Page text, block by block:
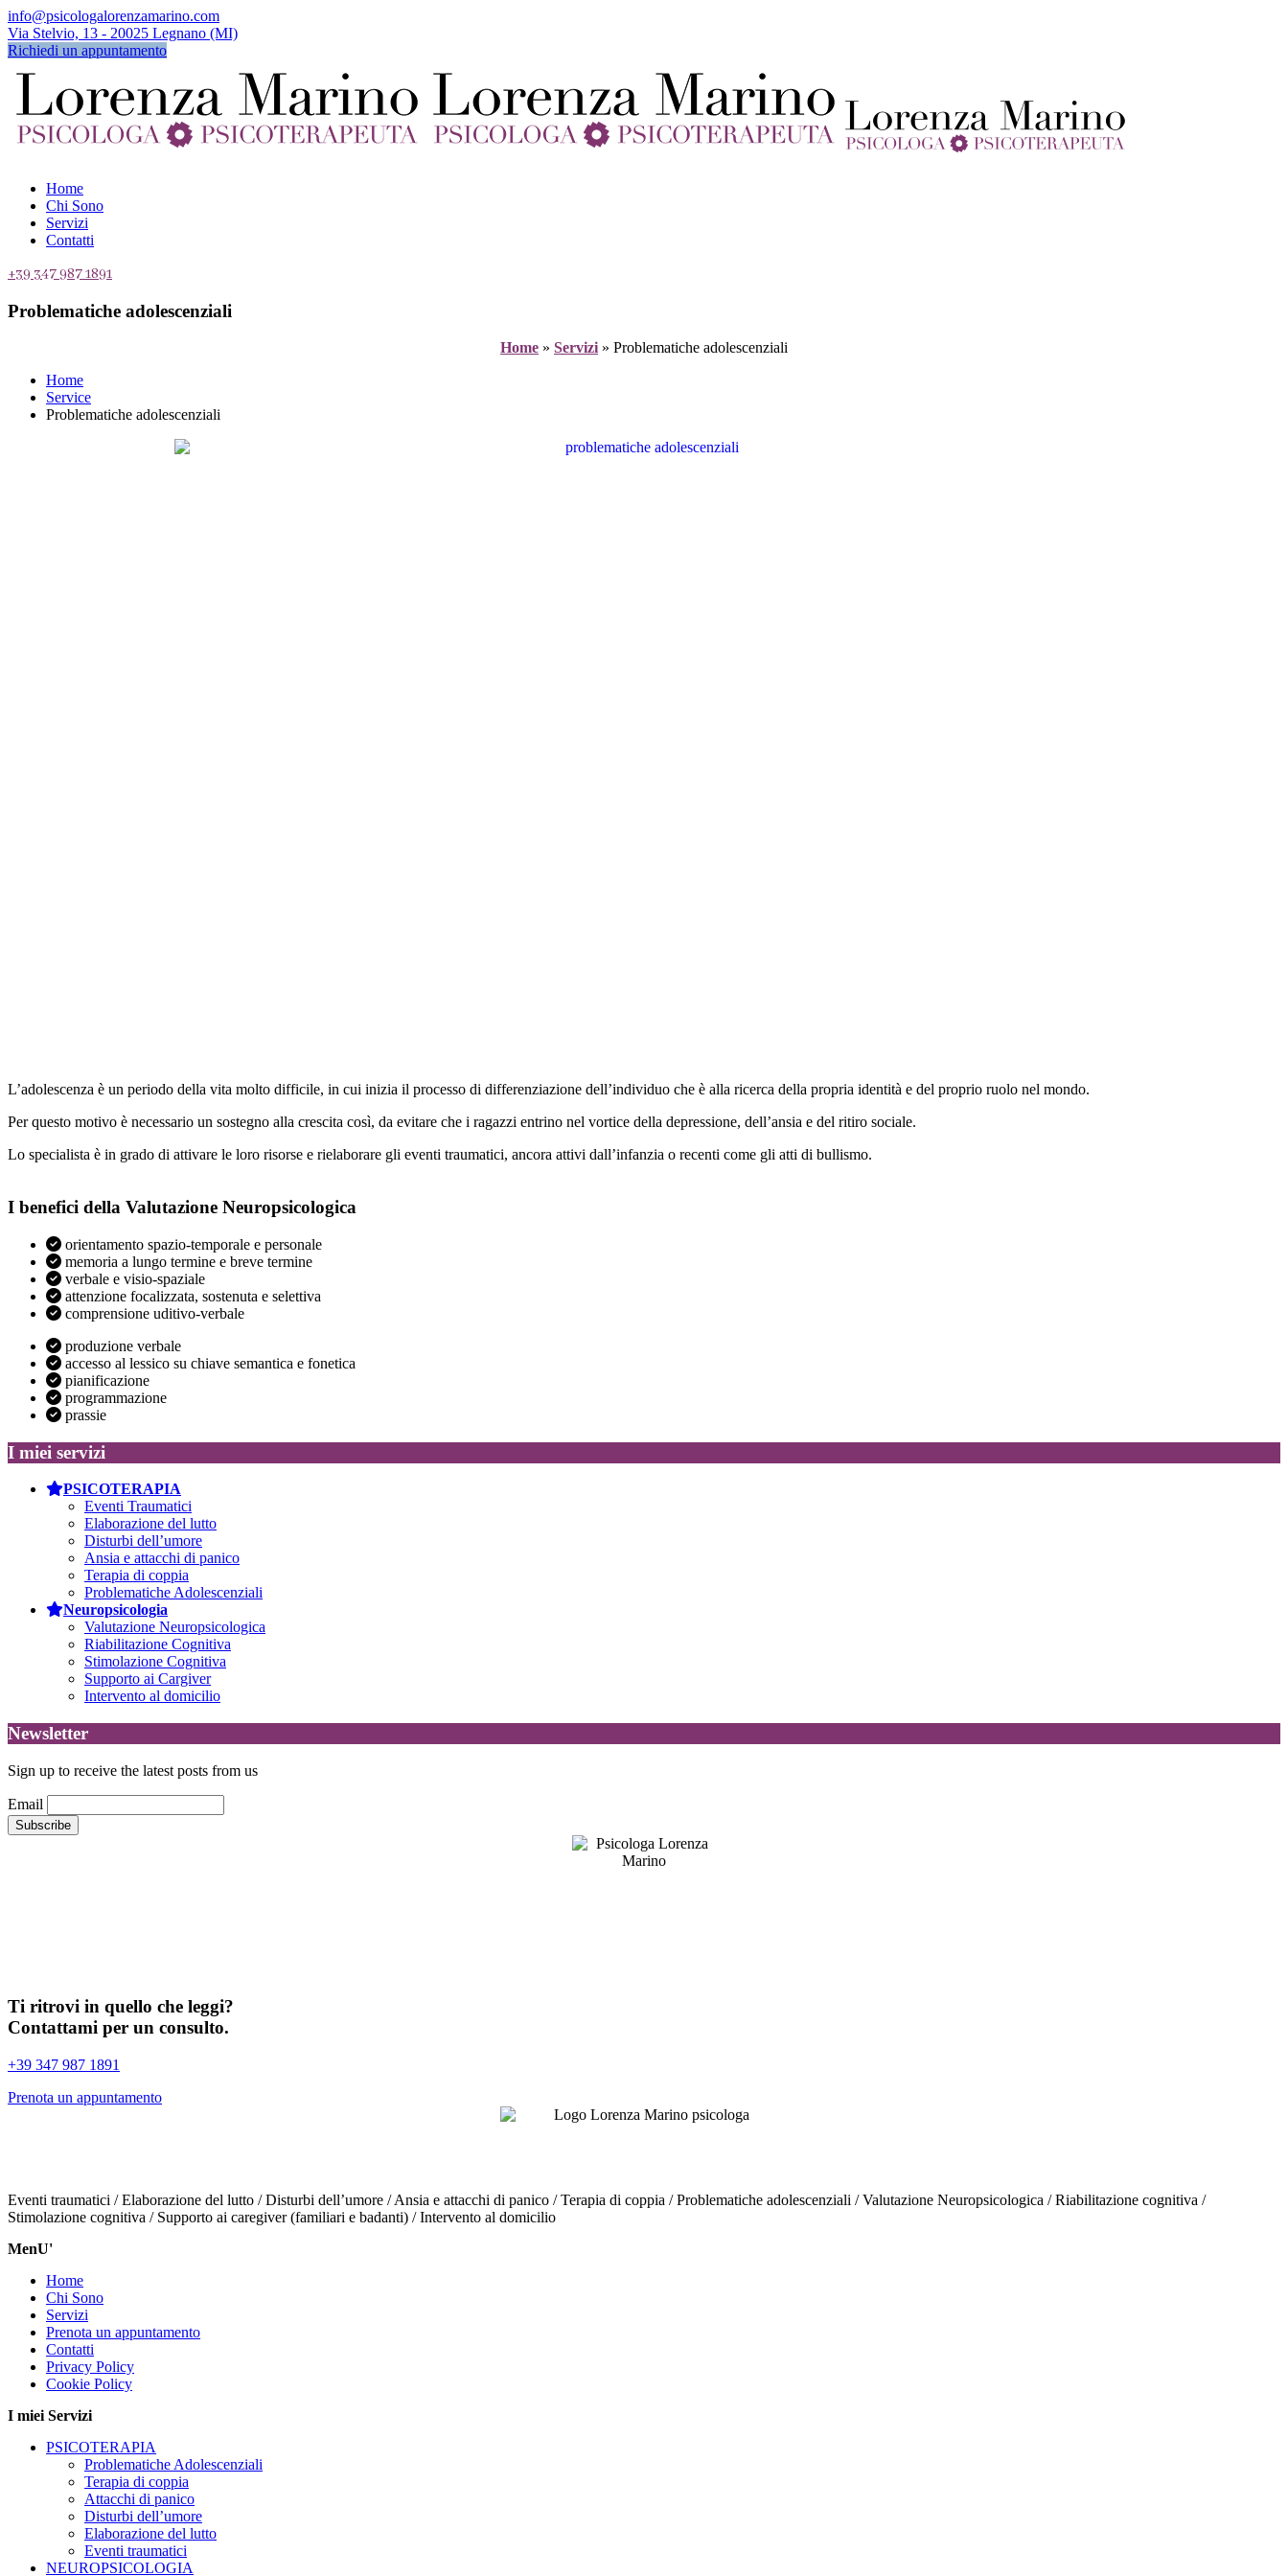
info@psicologalorenzamarino.com
Via Stelvio, 13 - 20025 Legnano (MI)
Richiedi un appuntamento
Home
Chi Sono
Servizi
Contatti
+39 347 987 1891
Problematiche adolescenziali
Home » Servizi» Problematiche adolescenziali​
Home
Service
Problematiche adolescenziali
L’adolescenza è un periodo della vita molto difficile, in cui inizia il processo di differenziazione dell’individuo che è alla ricerca della propria identità e del proprio ruolo nel mondo.
Per questo motivo è necessario un sostegno alla crescita così, da evitare che i ragazzi entrino nel vortice della depressione, dell’ansia e del ritiro sociale.
Lo specialista è in grado di attivare le loro risorse e rielaborare gli eventi traumatici, ancora attivi dall’infanzia o recenti come gli atti di bullismo.
I benefici della Valutazione Neuropsicologica
orientamento spazio-temporale e personale
memoria a lungo termine e breve termine
verbale e visio-spaziale
attenzione focalizzata, sostenuta e selettiva
comprensione uditivo-verbale
produzione verbale
accesso al lessico su chiave semantica e fonetica
pianificazione
programmazione
prassie
I miei servizi
PSICOTERAPIA
Eventi Traumatici
Elaborazione del lutto
Disturbi dell’umore
Ansia e attacchi di panico
Terapia di coppia
Problematiche Adolescenziali
Neuropsicologia
Valutazione Neuropsicologica
Riabilitazione Cognitiva
Stimolazione Cognitiva
Supporto ai Cargiver
Intervento al domicilio
Newsletter
Sign up to receive the latest posts from us
Email
Ti ritrovi in quello che leggi?
Contattami per un consulto.
+39 347 987 1891
Prenota un appuntamento
Eventi traumatici / Elaborazione del lutto /Disturbi dell’umore / Ansia e attacchi di panico / Terapia di coppia / Problematiche adolescenziali /Valutazione Neuropsicologica / Riabilitazione cognitiva /
Stimolazione cognitiva / Supporto ai caregiver (familiari e badanti) / Intervento al domicilio
MenU'
Home
Chi Sono
Servizi
Prenota un appuntamento
Contatti
Privacy Policy
Cookie Policy
I miei Servizi
PSICOTERAPIA
Problematiche Adolescenziali
Terapia di coppia
Attacchi di panico
Disturbi dell’umore
Elaborazione del lutto
Eventi traumatici
NEUROPSICOLOGIA